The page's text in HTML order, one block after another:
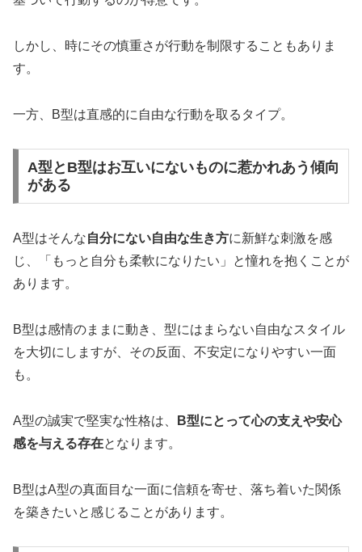
しかし、時にその慎重さが行動を制限することもありま
す。
一方、B型は直感的に自由な行動を取るタイプ。
A型とB型はお互いにないものに惹かれあう傾向
がある
A型はそんな自分にない自由な生き方に新鮮な刺激を感
じ、「もっと自分も柔軟になりたい」と憧れを抱くことが
あります。
B型は感情のままに動き、型にはまらない自由なスタイル
を大切にしますが、その反面、不安定になりやすい一面
も。
A型の誠実で堅実な性格は、
B型にとって心の支えや安心
感を与える存在となります。
B型はA型の真面目な一面に信頼を寄せ、落ち着いた関係
を築きたいと感じることがあります。